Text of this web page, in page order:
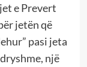
e Prevert
jetën që
pasi jeta
një